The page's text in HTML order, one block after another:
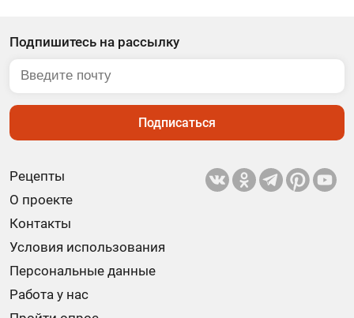
Рецепты
О проекте
Контакты
Условия использования
Персональные данные
Работа у нас
Подпишитесь на рассылку
Подписаться